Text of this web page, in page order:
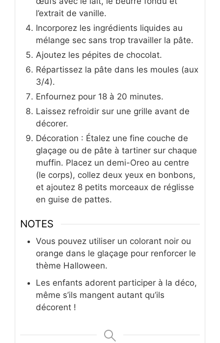
l’extrait de vanille.
Incorporez les ingrédients liquides au
mélange sec sans trop travailler la pâte.
Ajoutez les pépites de chocolat.
Répartissez la pâte dans les moules (aux
3/4).
Enfournez pour 18 à 20 minutes.
Laissez refroidir sur une grille avant de
décorer.
Décoration : Étalez une fine couche de
glaçage ou de pâte à tartiner sur chaque
muffin. Placez un demi-Oreo au centre
(le corps), collez deux yeux en bonbons,
et ajoutez 8 petits morceaux de réglisse
en guise de pattes.
NOTES
Vous pouvez utiliser un colorant noir ou
orange dans le glaçage pour renforcer le
thème Halloween.
Les enfants adorent participer à la déco,
même s’ils mangent autant qu’ils
décorent !